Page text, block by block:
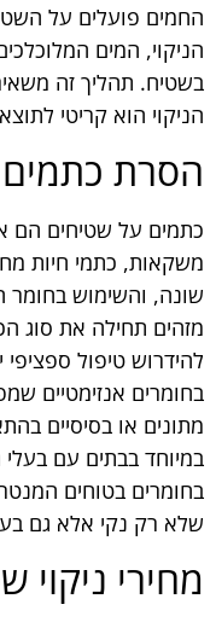
החמים פועלים על
הניקוי, המים
בשטיח. תהליך זה
הניקוי הוא קריטי
הסרת כתמים
כתמים על שטיחים הם
משקאות, כתמי חיות
שונה, והשימוש בחומר
מזהים תחילה את סוג
להידרוש טיפול
בחומרים אנזימטיים
מתונים או בסיסיים
במיוחד בבתים עם
בחומרים בטוחים
שלא רק נקי אלא גם
מחירי